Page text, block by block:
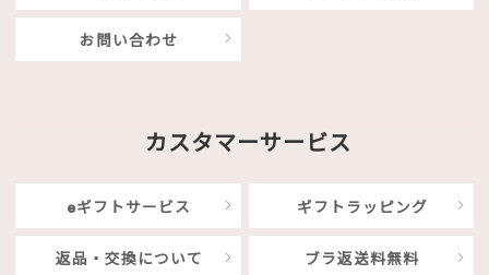
お問い合わせ
カスタマーサービス
eギフトサービス ギフトラッピング
返品・交換について ブラ返送料無料